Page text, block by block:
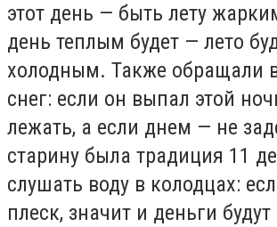
этот день — быть лету
день теплым будет — лето
холодным. Также обращали
снег: если он выпал этой
лежать, а если днем — не
старину была традиция 11
слушать воду в колодцах:
плеск, значит и деньги